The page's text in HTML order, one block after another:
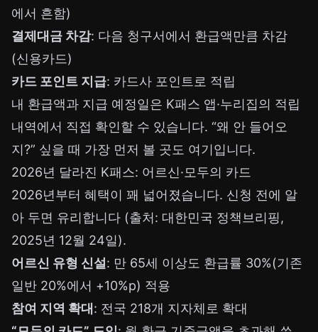
에서 흔함)
결제대금 차감: 다음 청구서에서 환급액만큼 차감
(신용카드)
카드 포인트 지급: 카드사 포인트로 적립
내 환급액과 지급 예정일은 K패스 앱·누리집의 적립
내역에서 직접 확인할 수 있습니다. “왜 안 들어오
지?” 싶을 때 가장 먼저 볼 곳도 여기입니다.
2026년 달라진 K패스: 어르신·모두의 카드
2026년부터 혜택이 꽤 넓어졌습니다. 신청 전에 알
아 두면 유리합니다 (출처: 대한민국 정책브리핑,
2025년 12월 24일).
어르신 유형 신설: 만 65세 이상도 환급률 30%(기존
일반 20%에서 +10%p) 적용
참여 지역 확대 : 전국 218개 지자체로 확대